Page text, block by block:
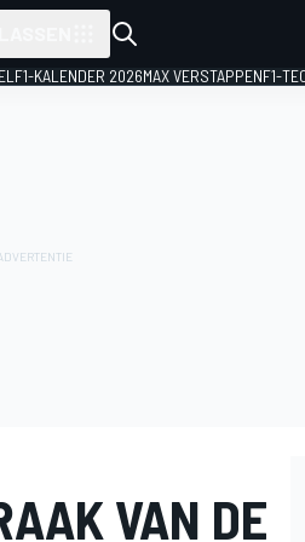
F1-KALENDER 2026MAX VERSTAPPENF1-
VAN DE